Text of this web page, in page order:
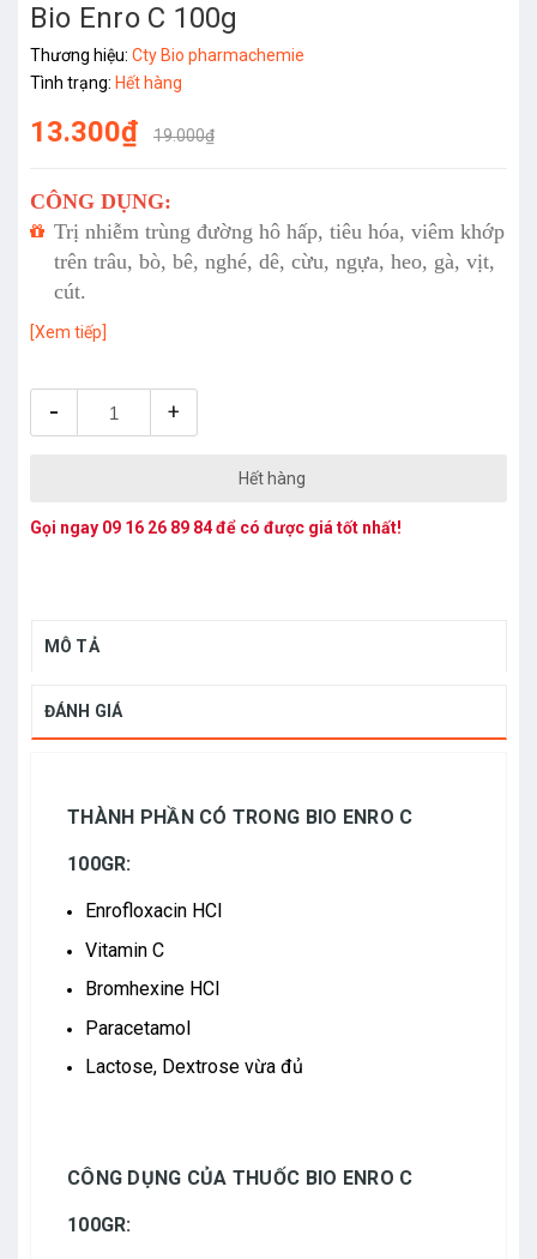
Bio Enro C 100g
Thương hiệu: Cty Bio pharmachemie
Tình trạng: Hết hàng
13.300₫ 19.000₫
CÔNG DỤNG:
Trị nhiễm trùng đường hô hấp, tiêu hóa, viêm khớp
trên trâu, bò, bê, nghé, dê, cừu, ngựa, heo, gà, vịt,
cút.
[Xem tiếp]
- +
Hết hàng
Gọi ngay 09 16 26 89 84để có được giá tốt nhất!
MÔ TẢ
ĐÁNH GIÁ
THÀNH PHẦN CÓ TRONG BIO ENRO C
100GR:
Enrofloxacin HCl
Vitamin C
Bromhexine HCl
Paracetamol
Lactose, Dextrose vừa đủ
CÔNG DỤNG CỦA THUỐC BIO ENRO C
100GR: